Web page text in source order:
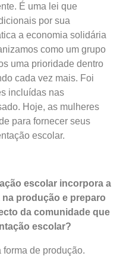
É uma lei que
por sua
a economia solidária
como um grupo
uma prioridade dentro
cada vez mais. Foi
incluídas nas
Hoje, as mulheres
para fornecer seus
escolar.
escolar incorpora a
produção e preparo
da comunidade que
escolar?
forma de produção.